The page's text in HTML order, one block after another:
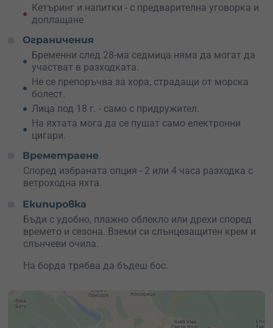
Кетъринг и напитки - с предварителна уговорка и
доплащане
Ограничения
Бременни след 28-ма седмица няма да могат да
участват в разходката.
Не се препоръчва за хора, страдащи от морска
болест.
Лица под 18 г. - само с придружител.
На яхтата мога да се пушат само електронни
цигари.
Времетраене
Според избраната опция - 2 или 4 часа разходка с
ветроходна яхта.
Екипировка
Бъди с удобно, плажно облекло или дрехи според
времето и сезона. Вземи си слънцезащитен крем и
слънчеви очила.
На борда трябва да бъдеш бос.